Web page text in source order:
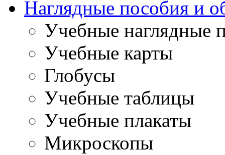
Наглядные пособия и
Учебные наглядные
Учебные карты
Глобусы
Учебные таблицы
Учебные плакаты
Микроскопы